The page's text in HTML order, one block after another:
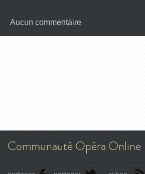
Aucun commentaire
Communauté Opéra Online